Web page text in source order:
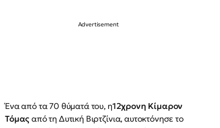
Ένα από τα 70 θύματά του, η12χρονη Κίμαρον
Τόμαςαπό τη Δυτική Βιρτζίνια, αυτοκτόνησε το